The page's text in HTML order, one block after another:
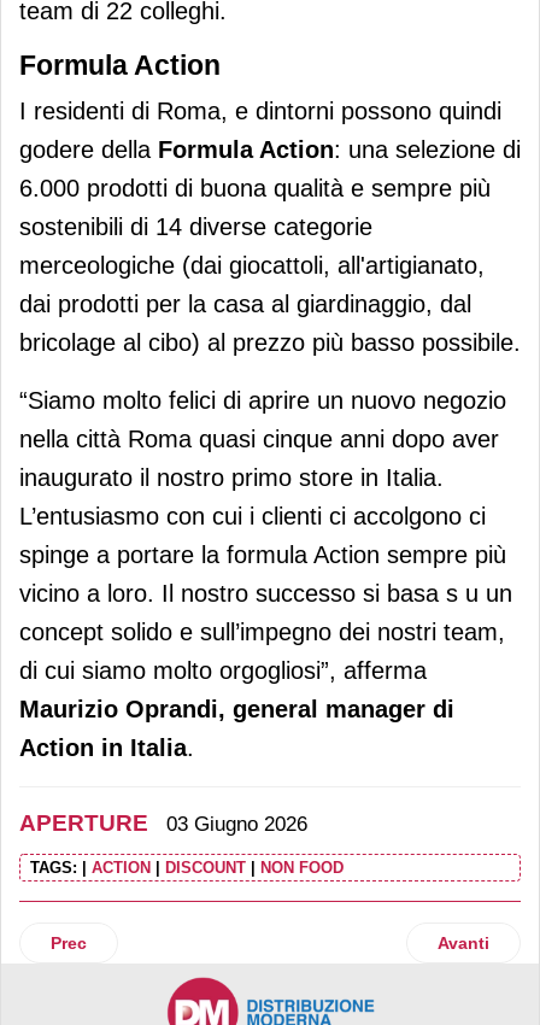
team di 22 colleghi.
Formula Action
I residenti di Roma, e dintorni possono quindi
godere della Formula Action: una selezione di
6.000 prodotti di buona qualità e sempre più
sostenibili di 14 diverse categorie
merceologiche (dai giocattoli, all'artigianato,
dai prodotti per la casa al giardinaggio, dal
bricolage al cibo) al prezzo più basso possibile.
“Siamo molto felici di aprire un nuovo negozio
nella città Roma quasi cinque anni dopo aver
inaugurato il nostro primo store in Italia.
L’entusiasmo con cui i clienti ci accolgono ci
spinge a portare la formula Action sempre più
vicino a loro. Il nostro successo si basa s u un
concept solido e sull’impegno dei nostri team,
di cui siamo molto orgogliosi”, afferma
Maurizio Oprandi, general manager di
Action in Italia.
APERTURE 03 Giugno 2026
TAGS: ACTION DISCOUNT NON FOOD
Articolo precedente: Mondadori Store arriva a Finale
Prec Articolo
Avanti